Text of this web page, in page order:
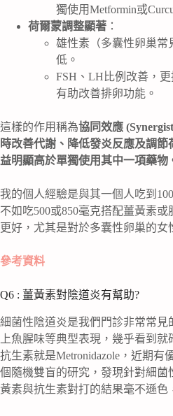
獨使用Metformin或
荷爾蒙調整顯著 ：
雄性素（多囊性卵巢常
低。
FSH、LH比例改善，更
有助改善排卵功能。
這樣的作用稱為協同效應
時改善代謝、降低發炎反應及調
益明顯高於單獨使用其中一項藥物
我的個人經驗是與其一個人吃到
不如吃500或850毫克搭配薑黃素
更好，尤其是對於多囊性卵巢的女
參考資料
Q6 : 薑黃素對陰道炎有幫助?
細菌性陰道炎是我們門診非常常見
上魚腥味等典型表現，幾乎看到
抗生素就是Metronidazole，近期有
個隨機雙盲的研究，發現針對細菌
黃素與抗生素對打的結果毫不遜色